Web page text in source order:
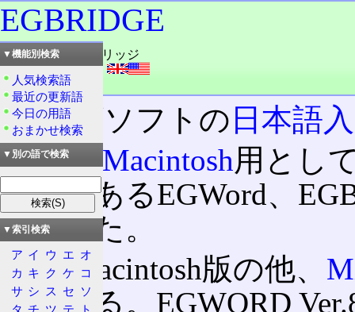
EGBRIDGE
読み：イージーブリッジ
外語：EGBRIDGE
品詞：商品名
エルゴソフトの 日本語
当初はMacintosh用とし
製品であるEGWord、
評を得た。
本家Macintosh版の他、
存在する。EGWORD
▼機能別検索
人気検索語
最近の更新語
今日の用語
おまかせ検索
▼別の語で検索
▼索引検索
ア イ ウ エ オ
カ キ ク ケ コ
サ シ ス セ ソ
タ チ ツ テ
ト